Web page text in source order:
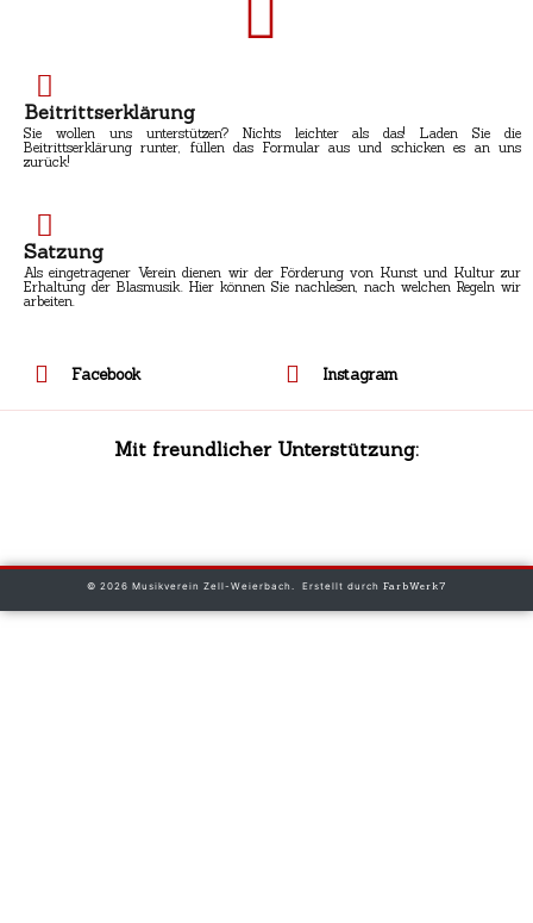
Beitrittserklärung
Sie wollen uns unterstützen? Nichts leichter als das! Laden Sie die
Beitrittserklärung runter, füllen das Formular aus und schicken es an uns
zurück!
Satzung
Als eingetragener Verein dienen wir der Förderung von Kunst und Kultur zur
Erhaltung der Blasmusik. Hier können Sie nachlesen, nach welchen Regeln wir
arbeiten.
Facebook Instagram
Mit freundlicher Unterstützung:
© 2026 Musikverein Zell-Weierbach. Erstellt durch FarbWerk7